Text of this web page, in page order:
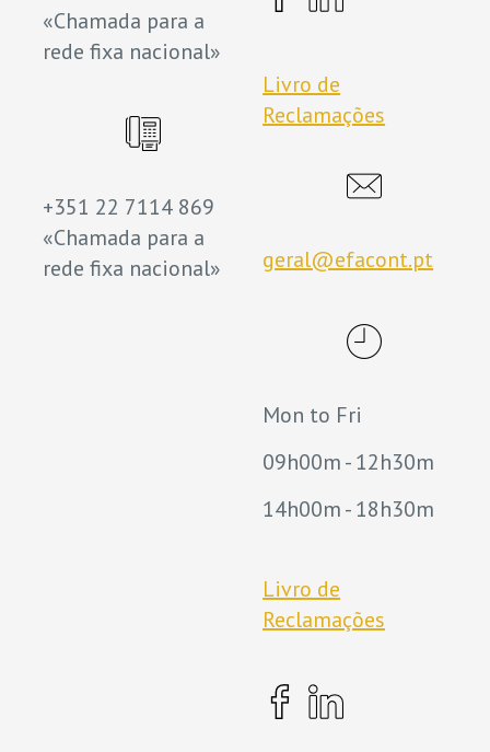
«Chamada para a
rede fixa nacional»
+351 22 7114 869
«Chamada para a
rede fixa nacional»
Livro de
Reclamações
geral@efacont.pt
Mon to Fri
09h00m - 12h30m
14h00m - 18h30m
Livro de
Reclamações